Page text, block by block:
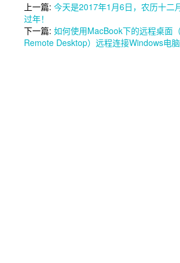
上一篇: 今天是2017年1月6日，农历十二
过年！
下一篇: 如何使用MacBook下的远程桌面
Remote Desktop）远程连接Windows电